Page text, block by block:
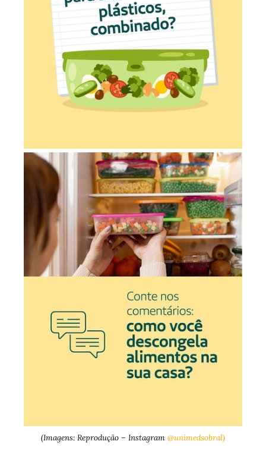
(Imagens: Reprodução – Instagram @unimedsobral)